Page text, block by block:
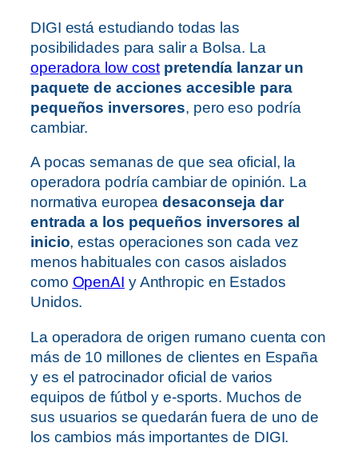
DIGI está estudiando todas las
posibilidades para salir a Bolsa. La
operadora low cost pretendía lanzar un
paquete de acciones accesible para
pequeños inversores, pero eso podría
cambiar.
A pocas semanas de que sea oficial, la
operadora podría cambiar de opinión. La
normativa europeadesaconseja dar
entrada a los pequeños inversores al
inicio, estas operaciones son cada vez
menos habituales con casos aislados
como OpenAI y Anthropic en Estados
Unidos.
La operadora de origen rumano cuenta con
más de 10 millones de clientes en España
y es el patrocinador oficial de varios
equipos de fútbol y e-sports. Muchos de
sus usuarios se quedarán fuera de uno de
los cambios más importantes de DIGI.